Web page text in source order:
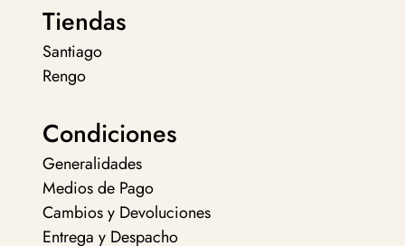
Tiendas
Santiago
Rengo
Condiciones
Generalidades
Medios de Pago
Cambios y Devoluciones
Entrega y Despacho